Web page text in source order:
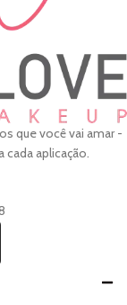
que você vai amar -
cada aplicação.